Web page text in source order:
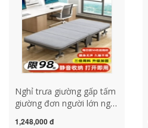
Nghỉ trưa giường gấp tấm
giường đơn người lớn ngủ
1,248,000 đ